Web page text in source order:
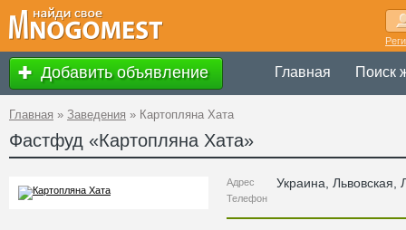
Добавить объявление Главная Поиск
Главная » Заведения » Картопляна Хата
Фастфуд «Картопляна Хата»
Адрес Украина Львовская ,
Телефон